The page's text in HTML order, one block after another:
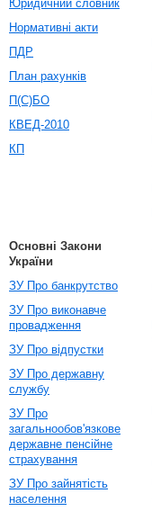
Юридичний словник
Нормативні акти
ПДР
План рахунків
П(С)БО
КВЕД-2010
КП
Основні Закони
України
ЗУ Про банкрутство
ЗУ Про виконавче
провадження
ЗУ Про відпустки
ЗУ Про державну
службу
ЗУ Про
загальнообов'язкове
державне пенсійне
страхування
ЗУ Про зайнятість
населення